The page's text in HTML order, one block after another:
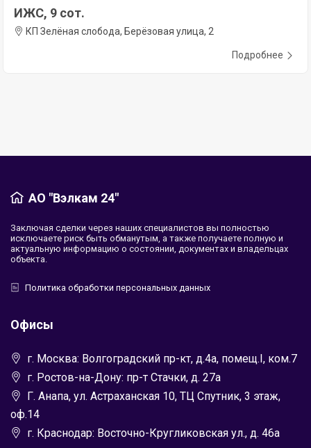
ИЖС, 9 сот.
КП Зелёная слобода, Берёзовая улица, 2
Подробнее
АО "Вэлкам 24"
Заключая сделки через наших специалистов вы полностью
исключаете риск быть обманутым, а также получаете полную и
актуальную информацию о состоянии, документах и владельцах
объекта.
Политика обработки персональных данных
Офисы
г. Москва: Волгоградский пр-кт, д.4а, помещ.I, ком.7
г. Ростов-на-Дону: пр-т Стачки, д. 27а
Г. Анапа, ул. Астраханская 10, ТЦ Спутник, 3 этаж,
оф.14
г. Краснодар: Восточно-Кругликовская ул., д. 46а